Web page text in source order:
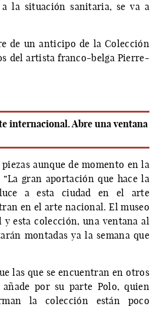
la situación sanitaria, se va a
de un anticipo de la Colección
del artista franco-belga Pierre-
internacional. Abre una ventana
piezas aunque de momento en la
gran aportación que hace la
a esta ciudad en el arte
en el arte nacional. El museo
esta colección, una ventana al
montadas ya la semana que
las que se encuentran en otros
añade por su parte Polo, quien
la colección están poco